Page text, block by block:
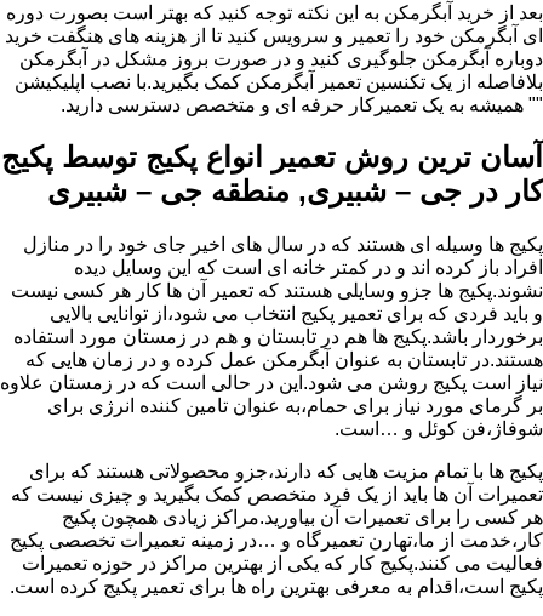
بعد از خرید آبگرمکن به این نکته توجه کنید که بهتر است بصورت دوره
ای آبگرمکن خود را تعمیر و سرویس کنید تا از هزینه های هنگفت خرید
دوباره آبگرمکن جلوگیری کنید و در صورت بروز مشکل در آبگرمکن
بلافاصله از یک تکنسین تعمیر آبگرمکن کمک بگیرید.با نصب اپلیکیشن
"" همیشه به یک تعمیرکار حرفه ای و متخصص دسترسی دارید.
آسان ترین روش تعمیر انواع پکیج توسط پکیج
کار در جی – شبیری, منطقه جی – شبیری
پکیج ها وسیله ای هستند که در سال های اخیر جای خود را در منازل
افراد باز کرده اند و در کمتر خانه ای است که این وسایل دیده
نشوند.پکیج ها جزو وسایلی هستند که تعمیر آن ها کار هر کسی نیست
و باید فردی که برای تعمیر پکیج انتخاب می شود،از توانایی بالایی
برخوردار باشد.پکیج ها هم در تابستان و هم در زمستان مورد استفاده
هستند.در تابستان به عنوان آبگرمکن عمل کرده و در زمان هایی که
نیاز است پکیج روشن می شود.این در حالی است که در زمستان علاوه
بر گرمای مورد نیاز برای حمام،به عنوان تامین کننده انرژی برای
شوفاژ،فن کوئل و …است.
پکیج ها با تمام مزیت هایی که دارند،جزو محصولاتی هستند که برای
تعمیرات آن ها باید از یک فرد متخصص کمک بگیرید و چیزی نیست که
هر کسی را برای تعمیرات آن بیاورید.مراکز زیادی همچون پکیج
کار،خدمت از ما،تهارن تعمیرگاه و …در زمینه تعمیرات تخصصی پکیج
فعالیت می کنند.پکیج کار که یکی از بهترین مراکز در حوزه تعمیرات
پکیج است،اقدام به معرفی بهترین راه ها برای تعمیر پکیج کرده است.